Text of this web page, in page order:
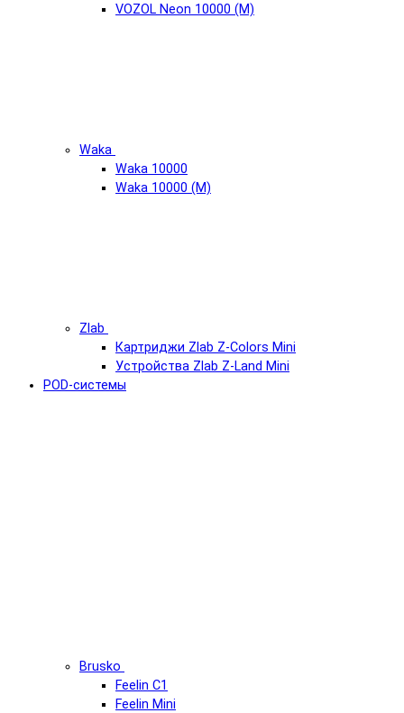
VOZOL Neon 10000 (М)
Waka
Waka 10000
Waka 10000 (М)
Zlab
Картриджи Zlab Z-Colors Mini
Устройства Zlab Z-Land Mini
POD-системы
Brusko
Feelin C1
Feelin Mini